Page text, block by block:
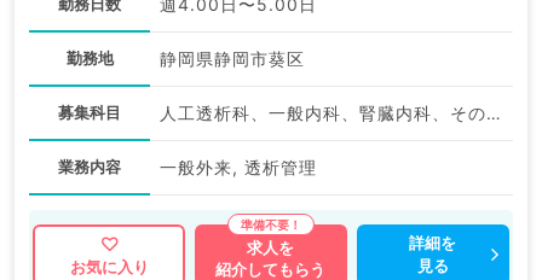
週4.00日〜5.00日
勤務地 静岡県静岡市葵区
募集科目 人工透析科、一般内科、腎臓内科、その他
業務内容 一般外来, 透析管理
お気に入り
求人を
紹介してもらう
詳細を
見る